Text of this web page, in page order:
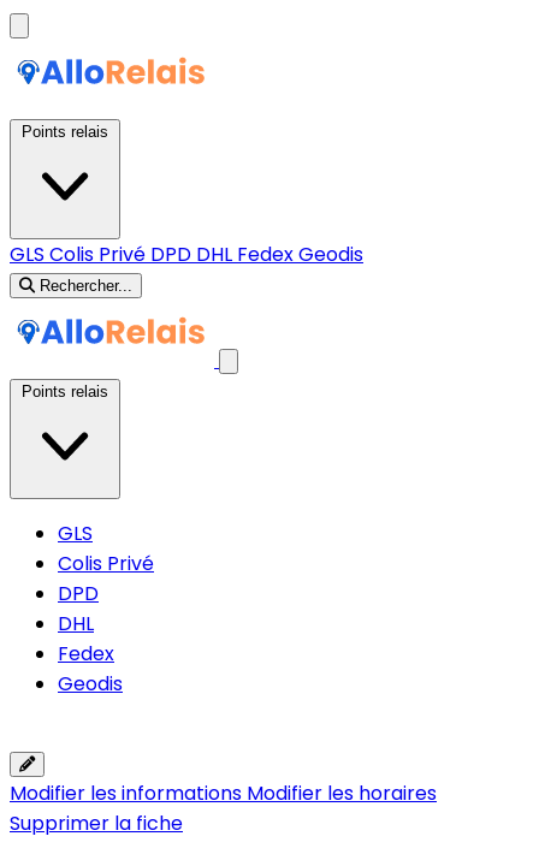
GLS Colis Privé DPD DHL FedexGeodis
Rechercher...
GLS
Colis Privé
DPD
DHL
Fedex
Geodis
Modifier les informations Modifier les horaires
Supprimer la fiche